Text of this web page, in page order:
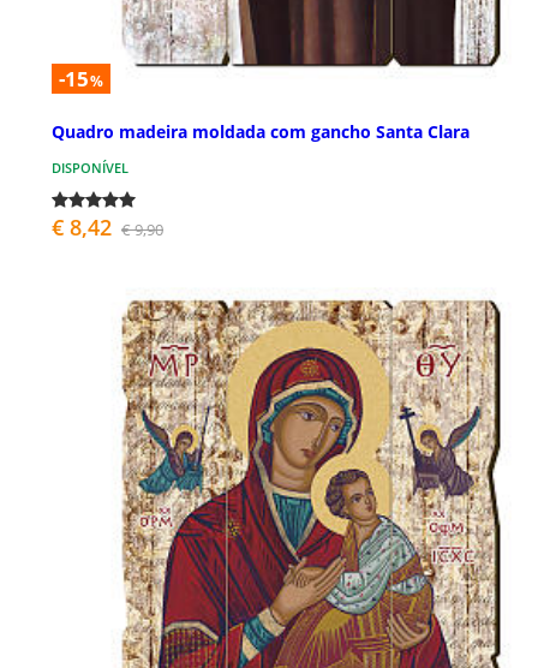
-15%
Quadro madeira moldada com gancho Santa Clara
DISPONÍVEL
€ 8,42 € 9,90